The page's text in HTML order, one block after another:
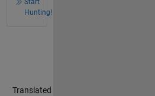
Start
Hunting!
Translated